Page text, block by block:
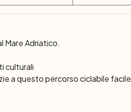
Mare Adriatico.
culturali
a questo percorso ciclabile facile